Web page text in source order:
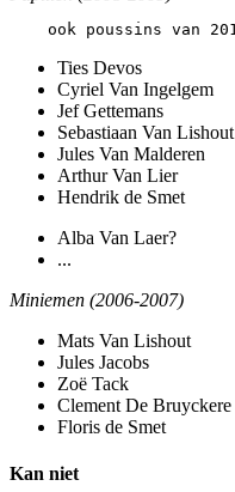
Ties Devos
Cyriel Van Ingelgem
Jef Gettemans
Sebastiaan Van Lishout
Jules Van Malderen
Arthur Van Lier
Hendrik de Smet
Alba Van Laer?
...
Miniemen (2006-2007)
Mats Van Lishout
Jules Jacobs
Zoë Tack
Clement De Bruyckere
Floris de Smet
Kan niet